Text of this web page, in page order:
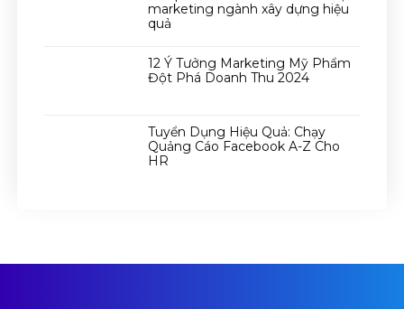
marketing ngành xây dựng hiệu
quả
12 Ý Tưởng Marketing Mỹ Phẩm
Đột Phá Doanh Thu 2024
Tuyển Dụng Hiệu Quả: Chạy
Quảng Cáo Facebook A-Z Cho
HR